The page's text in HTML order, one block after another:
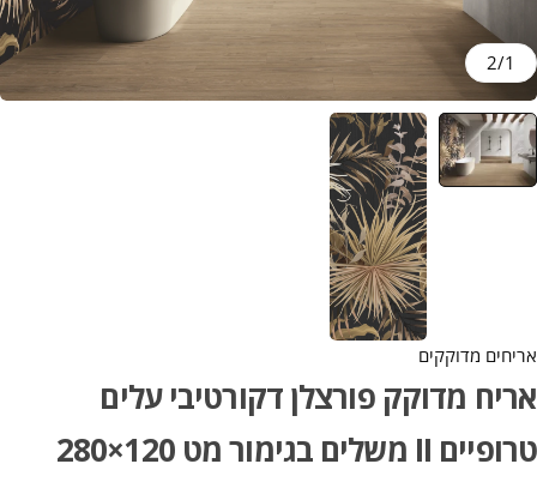
1
/
2
אריחים מדוקקים
אריח מדוקק פורצלן דקורטיבי עלים
טרופיים II משלים בגימור מט 120×280